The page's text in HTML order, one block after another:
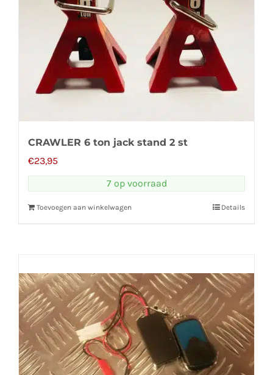
CRAWLER 6 ton jack stand 2 st
€23,95
7 op voorraad
Toevoegen aan winkelwagen Details